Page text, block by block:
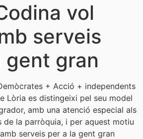
vol
serveis
gent gran
+ Acció + independents
Lòria es distingeixi pel seu model
amb una atenció especial als
de la parròquia, i per aquest motiu
serveis per a la gent gran